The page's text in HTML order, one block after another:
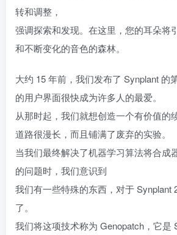
转和调整，
强调探索和发现。在这里，您的耳朵将
和不断变化的音色的森林。
大约 15 年前，我们发布了 Synplant 的
的用户界面很快成为许多人的最爱。
从那时起，我们就想创造一个有价值的
道路很漫长，而且铺满了废弃的实验。
当我们最终解决了机器学习算法将合成
的问题时，我们意识到
我们有一些特殊的东西，对于 Synplant
了。
我们将这项技术称为 Genopatch，它是